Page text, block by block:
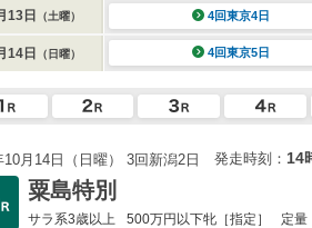
13日 （土曜） 4回東京4日
14日 （日曜） 4回東京5日
10月14日（日曜） 3回新潟2日 発走時刻： 14
粟島特別
サラ系3歳以上 500万円以下牝［指定］ 定量